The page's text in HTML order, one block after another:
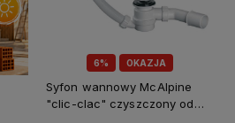
6% OKAZJA
Syfon wannowy McAlpine
"clic-clac" czyszczony od